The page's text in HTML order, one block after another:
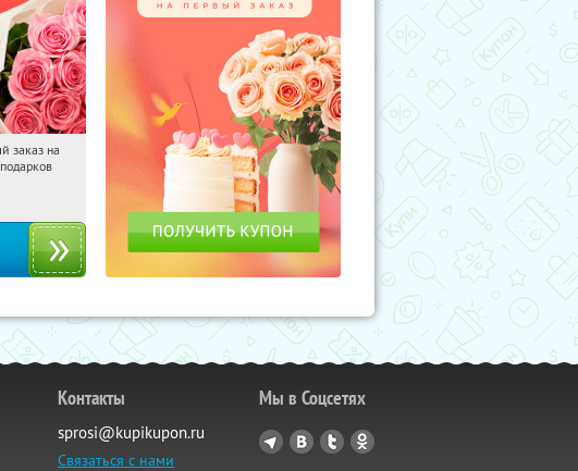
заказ на
Контакты
sprosi@kupikupon.ru
Связаться с нами
Мы в Соцсетях